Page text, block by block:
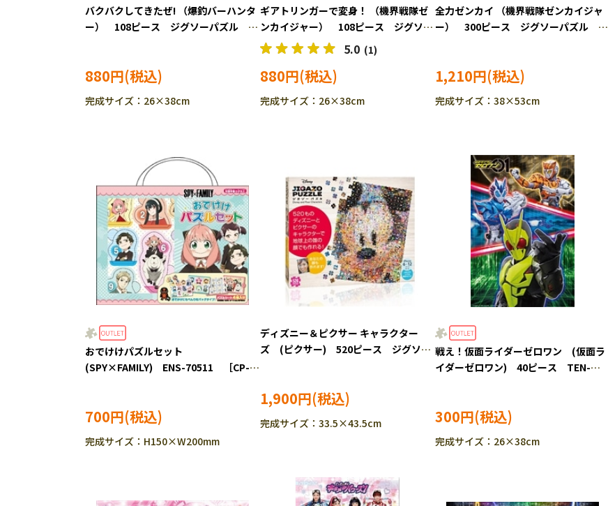
バクバクしてきたぜ! （爆釣バーハンタ
ー） 108ピース ジグソーパズル
880円
完成サイズ：26×38cm
ギアトリンガーで変身！ （機界戦隊ゼ
ンカイジャー） 108ピース ジグソー
パズル ENS-108-L763
5.0 (1)
880円
完成サイズ：26×38cm
全力ゼンカイ （機界戦隊ゼンカイジャ
ー） 300ピース ジグソーパズル
1,210円
完成サイズ：38×53cm
おでけけパズルセット
(SPY×FAMILY) ENS-70511 ［CP-
700円
完成サイズ：H150×W200mm
ディズニー＆ピクサー キャラクター
ズ (ピクサー) 520ピース ジグソー
1,900円
完成サイズ：33.5×43.5cm
戦え！仮面ライダーゼロワン (仮面ラ
イダーゼロワン) 40ピース TEN-
300円
完成サイズ：26×38cm